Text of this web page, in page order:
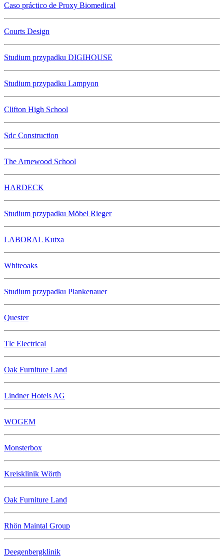
Caso práctico de Proxy Biomedical
Courts Design
Studium przypadku DIGIHOUSE
Studium przypadku Lampyon
Clifton High School
Sdc Construction
The Arnewood School
HARDECK
Studium przypadku Möbel Rieger
LABORAL Kutxa
Whiteoaks
Studium przypadku Plankenauer
Quester
Tlc Electrical
Oak Furniture Land
Lindner Hotels AG
WOGEM
Monsterbox
Kreisklinik Wörth
Oak Furniture Land
Rhön Maintal Group
Deegenbergklinik